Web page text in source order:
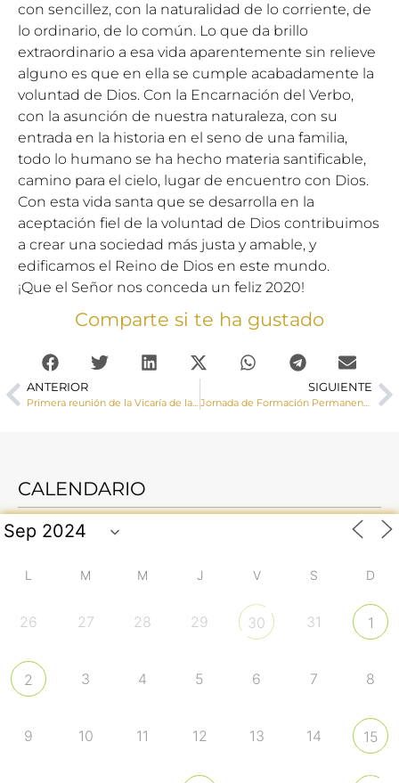
con sencillez, con la naturalidad de lo corriente, de
lo ordinario, de lo común. Lo que da brillo
extraordinario a esa vida aparentemente sin relieve
alguno es que en ella se cumple acabadamente la
voluntad de Dios. Con la Encarnación del Verbo,
con la asunción de nuestra naturaleza, con su
entrada en la historia en el seno de una familia,
todo lo humano se ha hecho materia santificable,
camino para el cielo, lugar de encuentro con Dios.
Con esta vida santa que se desarrolla en la
aceptación fiel de la voluntad de Dios contribuimos
a crear una sociedad más justa y amable, y
edificamos el Reino de Dios en este mundo.
¡Que el Señor nos conceda un feliz 2020!
Comparte si te ha gustado
ANTERIOR
Primera reunión de la Vicaría de la Sierra y Alcarria Norte
SIGUIENTE
Jornada de Formación Permanente del Clero
CALENDARIO
L M M J V S D
26 27 28 29 30 31 1
2 3 4 5 6 7 8
9 10 11 12 13 14 15